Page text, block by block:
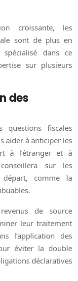
croissante, les
sont de plus en
dans ce
sur plusieurs
des
questions fiscales
aider à anticiper les
à l’étranger et à
sur les
comme la
de source
leur traitement
l’application des
éviter la double
déclaratives